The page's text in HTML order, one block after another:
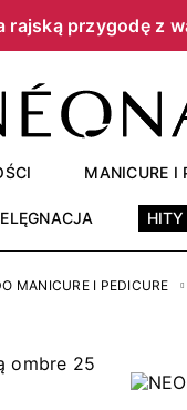
rajską przygodę z
MANICURE I
MANICURE I PEDICURE